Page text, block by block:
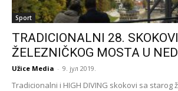
Sport
TRADICIONALNI 28.
ŽELEZNIČKOG MOSTA U
Užice Media - 9. јул 2019.
Tradicionalni i HIGH DIVING skokovi sa starog